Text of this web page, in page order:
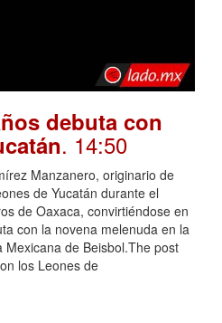
debuta con
. 14:50
Manzanero, originario de
de Yucatán durante el
de Oaxaca, convirtiéndose en
con la novena melenuda en la
de Beisbol.The post
los Leones de